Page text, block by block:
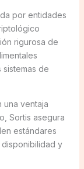
por entidades
rigurosa de
de
una ventaja
Sortis asegura
estándares
y